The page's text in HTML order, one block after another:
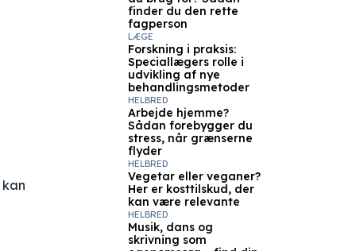
finder du den rette
fagperson
Forskning i praksis:
Speciallægers rolle i
udvikling af nye
behandlingsmetoder
LÆGE
Arbejde hjemme?
Sådan forebygger du
stress, når grænserne
flyder
HELBRED
Vegetar eller veganer?
Her er kosttilskud, der
kan være relevante
HELBRED
Musik, dans og
skrivning som
HELBRED